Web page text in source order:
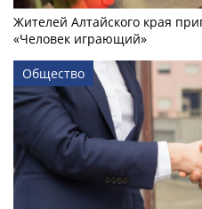
Жителей Алтайского края
«Человек играющий»
Общество